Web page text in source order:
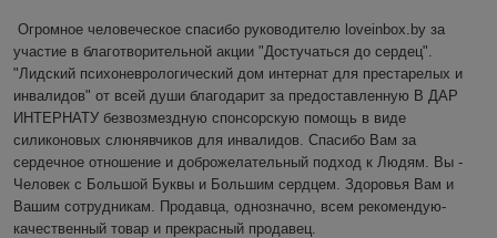
Огромное человеческое спасибо руководителю loveinbox.by за
участие в благотворительной акции "Достучаться до сердец".
"Лидский психоневрологический дом интернат для престарелых и
инвалидов" от всей души благодарит за предоставленную В ДАР
ИНТЕРНАТУ безвозмездную спонсорскую помощь в виде
силиконовых слюнявчиков для инвалидов. Спасибо Вам за
сердечное отношение и доброжелательный подход к Людям. Вы -
Человек с Большой Буквы и Большим сердцем. Здоровья Вам и
Вашим сотрудникам. Продавца, однозначно, всем рекомендую-
качественный товар и прекрасный продавец.